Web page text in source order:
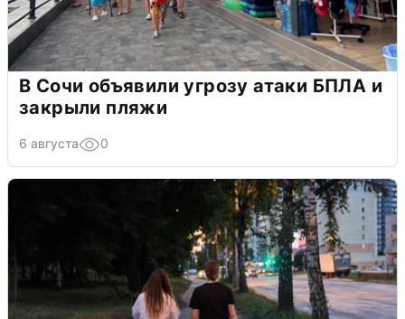
В Сочи объявили угрозу атаки БПЛА и
закрыли пляжи
6 августа 0